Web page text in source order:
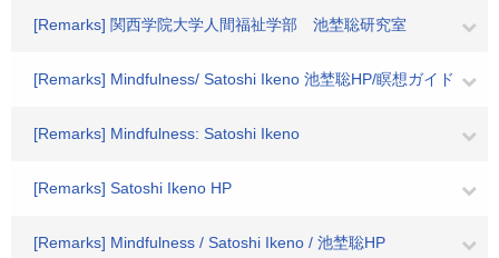
[Remarks] 関西学院大学人間福祉学部 池埜聡研究室
[Remarks] Mindfulness/ Satoshi Ikeno 池埜聡HP/瞑想ガイド
[Remarks] Mindfulness: Satoshi Ikeno
[Remarks] Satoshi Ikeno HP
[Remarks] Mindfulness / Satoshi Ikeno / 池埜聡HP